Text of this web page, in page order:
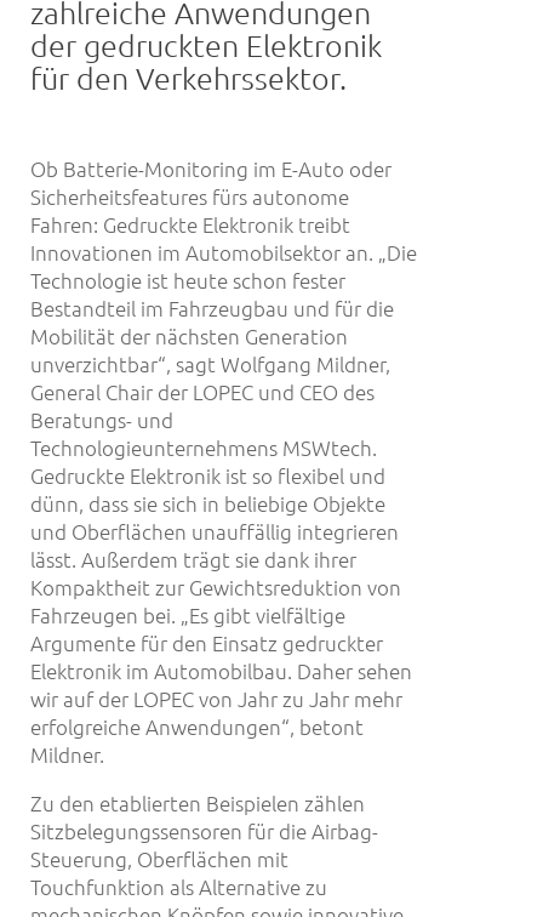
zahlreiche Anwendungen
der gedruckten Elektronik
für den Verkehrssektor.
Ob Batterie-Monitoring im E-Auto oder
Sicherheitsfeatures fürs autonome
Fahren: Gedruckte Elektronik treibt
Innovationen im Automobilsektor an. „Die
Technologie ist heute schon fester
Bestandteil im Fahrzeugbau und für die
Mobilität der nächsten Generation
unverzichtbar“, sagt Wolfgang Mildner,
General Chair der LOPEC und CEO des
Beratungs- und
Technologieunternehmens MSWtech.
Gedruckte Elektronik ist so flexibel und
dünn, dass sie sich in beliebige Objekte
und Oberflächen unauffällig integrieren
lässt. Außerdem trägt sie dank ihrer
Kompaktheit zur Gewichtsreduktion von
Fahrzeugen bei. „Es gibt vielfältige
Argumente für den Einsatz gedruckter
Elektronik im Automobilbau. Daher sehen
wir auf der LOPEC von Jahr zu Jahr mehr
erfolgreiche Anwendungen“, betont
Mildner.
Zu den etablierten Beispielen zählen
Sitzbelegungssensoren für die Airbag-
Steuerung, Oberflächen mit
Touchfunktion als Alternative zu